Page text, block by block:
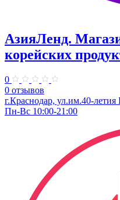
АзияЛенд.
корейских
0
0 отзывов
г.Краснодар, ул.им.40-
Пн-Вс 10:00-21:00